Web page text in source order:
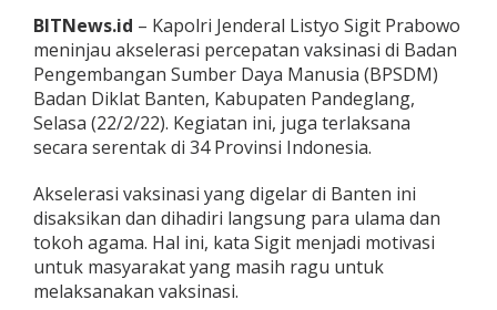
a
m
a
d
i
B
a
n
e
n
I
k
u
t
BITNews.id – Kapolri Jenderal Listyo Sigit Prabowo
meninjau akselerasi percepatan vaksinasi di Badan
Pengembangan Sumber Daya Manusia (BPSDM)
Badan Diklat Banten, Kabupaten Pandeglang,
Selasa (22/2/22). Kegiatan ini, juga terlaksana
secara serentak di 34 Provinsi Indonesia.
Akselerasi vaksinasi yang digelar di Banten ini
disaksikan dan dihadiri langsung para ulama dan
tokoh agama. Hal ini, kata Sigit menjadi motivasi
untuk masyarakat yang masih ragu untuk
melaksanakan vaksinasi.